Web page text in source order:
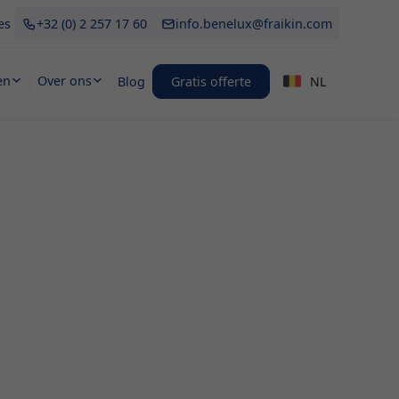
+32 (0) 2 257 17 60 info.benelux@fraikin.com
Over ons Blog Gratis offerte NL